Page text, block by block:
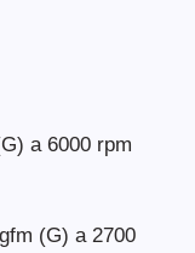
a 6000 rpm
(G) a 2700